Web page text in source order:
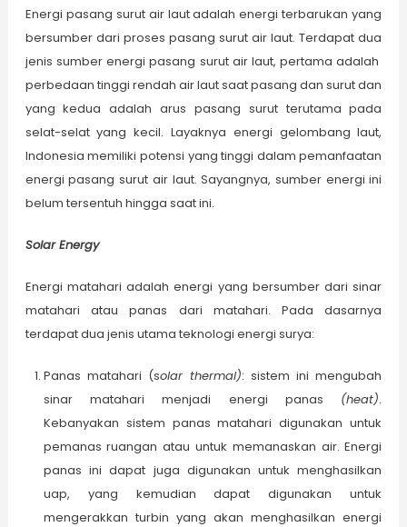
Energi pasang surut air laut adalah energi terbarukan yang
bersumber dari proses pasang surut air laut. Terdapat dua
jenis sumber energi pasang surut air laut, pertama adalah
perbedaan tinggi rendah air laut saat pasang dan surut dan
yang kedua adalah arus pasang surut terutama pada
selat-selat yang kecil. Layaknya energi gelombang laut,
Indonesia memiliki potensi yang tinggi dalam pemanfaatan
energi pasang surut air laut. Sayangnya, sumber energi ini
belum tersentuh hingga saat ini.
Solar Energy
Energi matahari adalah energi yang bersumber dari sinar
matahari atau panas dari matahari. Pada dasarnya
terdapat dua jenis utama teknologi energi surya:
Panas matahari (solarthermal): sistem ini mengubah
sinar matahari menjadi energi panas (heat).
Kebanyakan sistem panas matahari digunakan untuk
pemanas ruangan atau untuk memanaskan air. Energi
panas ini dapat juga digunakan untuk menghasilkan
uap, yang kemudian dapat digunakan untuk
mengerakkan turbin yang akan menghasilkan energi